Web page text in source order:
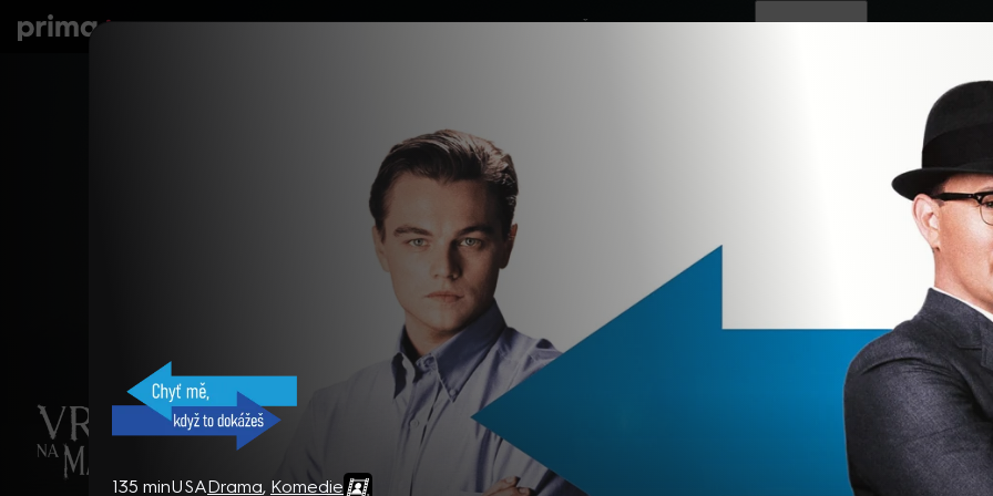
Seriály Filmy Děti Zprávy Novinky Živě TV program Operátoři
Chyť mě, když to dokážeš
135 minUSADrama, Komedie
prima+